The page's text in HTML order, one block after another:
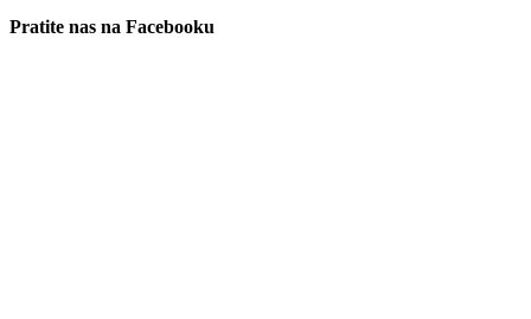
Pratite nas na Facebooku